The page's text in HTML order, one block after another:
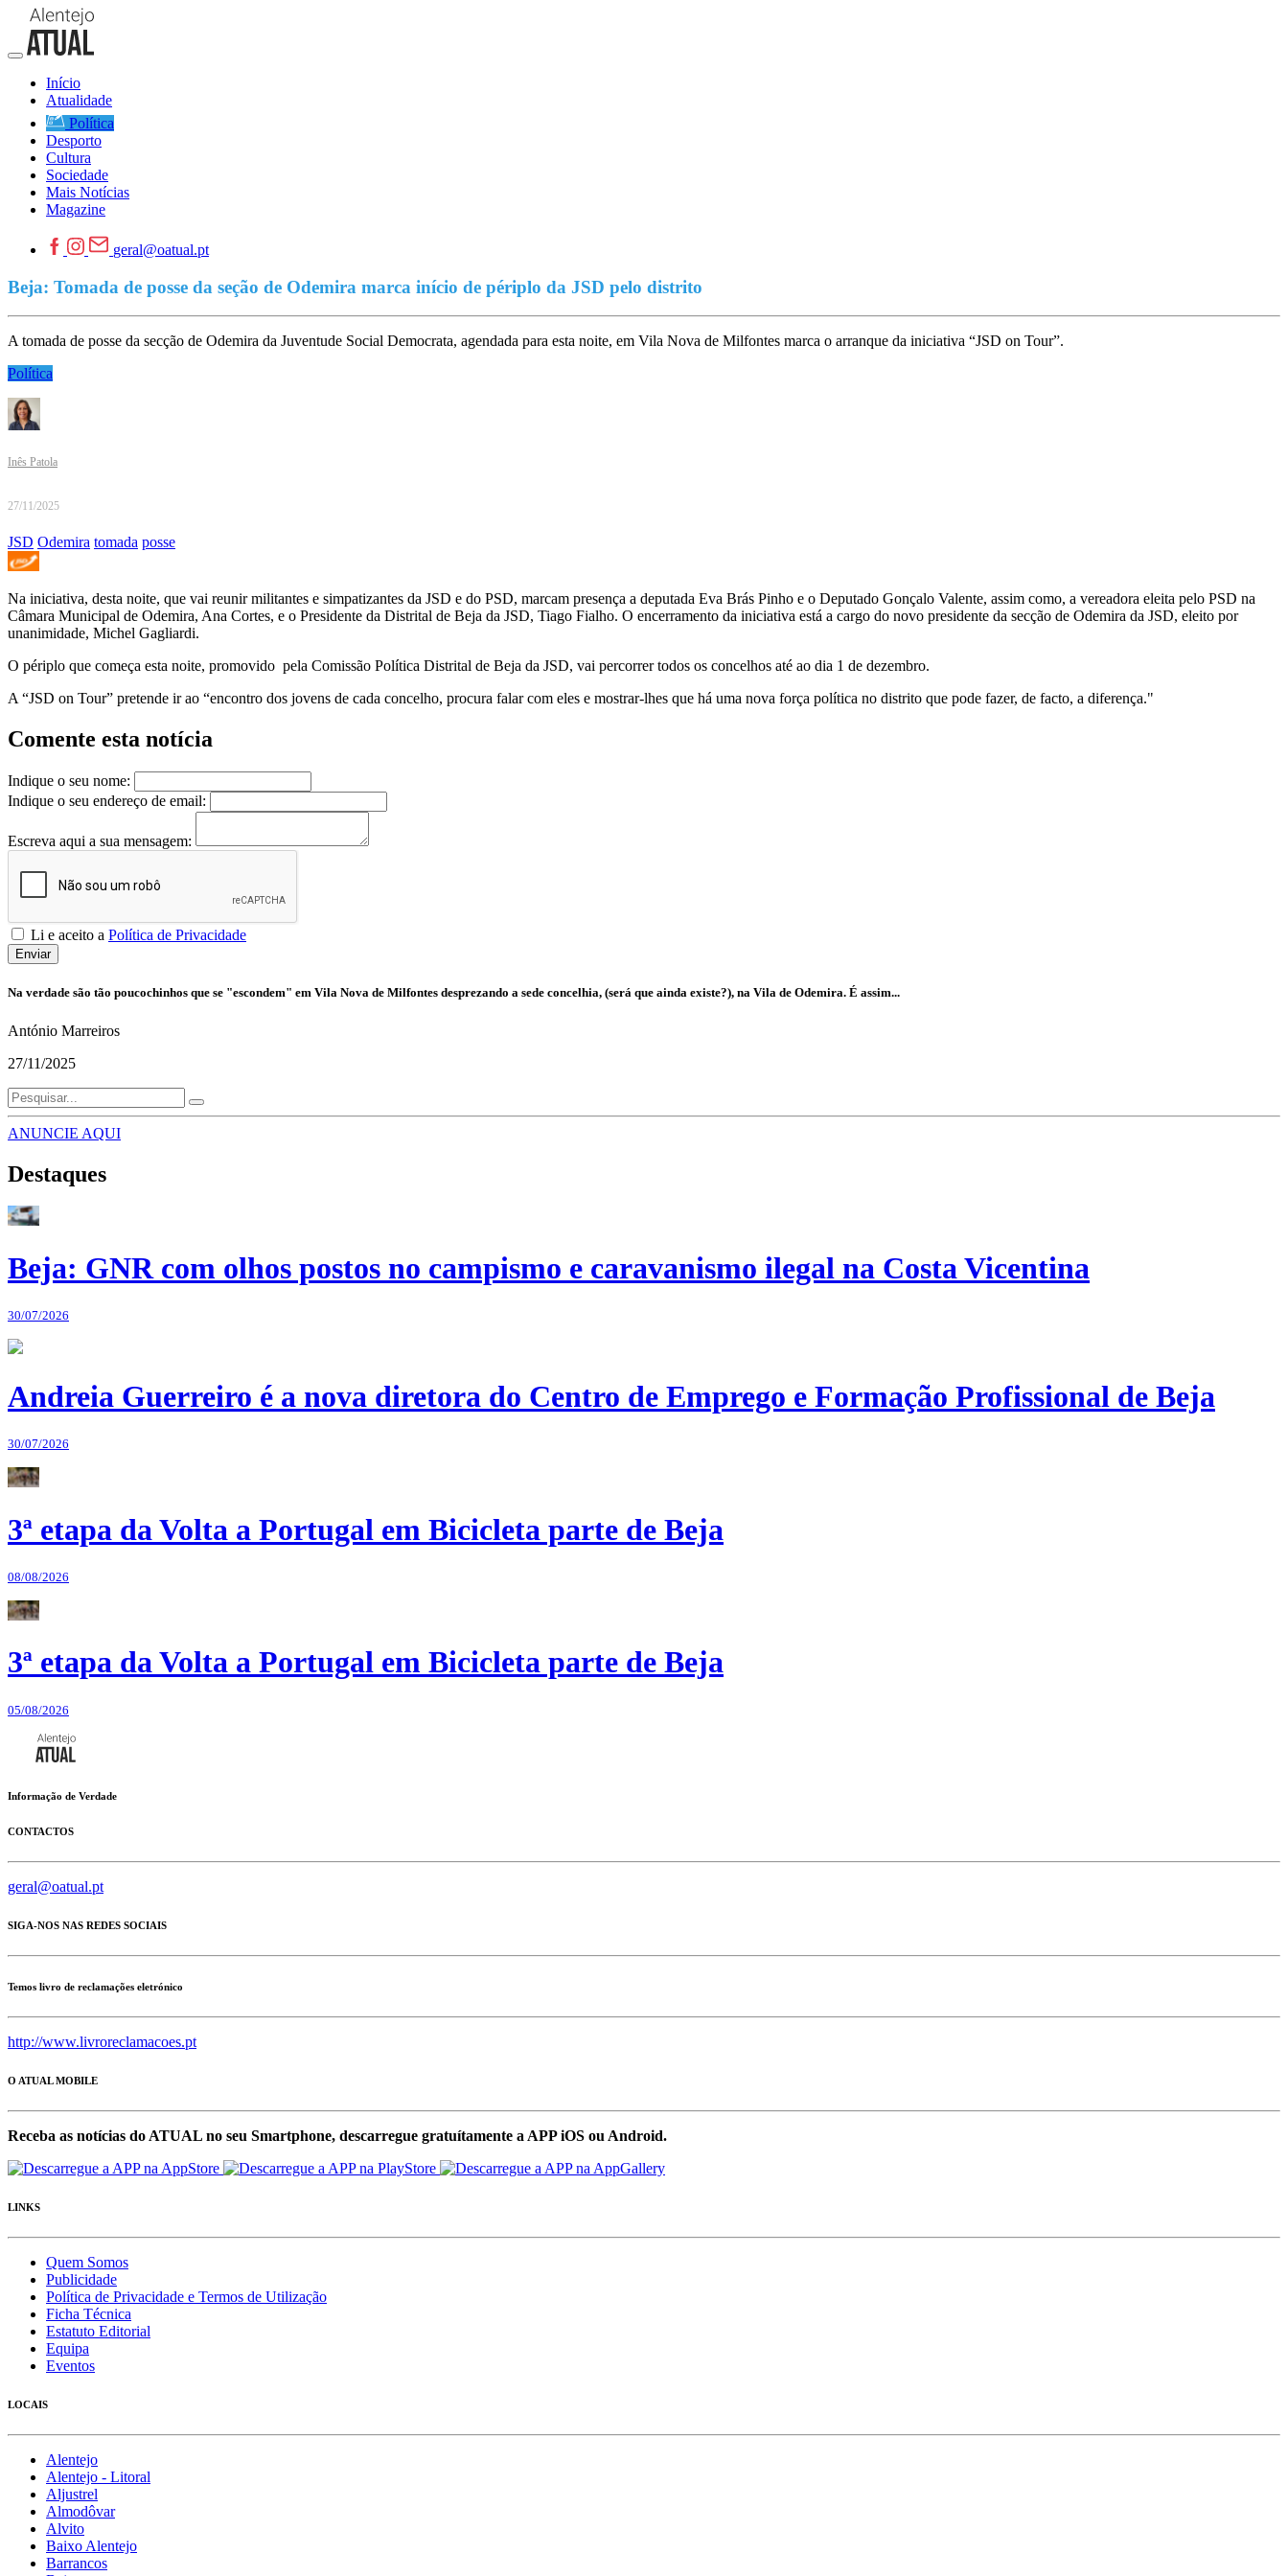
Início
Atualidade
Política
Desporto
Cultura
Sociedade
Mais Notícias
Magazine
geral@oatual.pt
Beja: Tomada de posse da seção de Odemira marca início de périplo da JSD pelo distrito
A tomada de posse da secção de Odemira da Juventude Social Democrata, agendada para esta noite, em Vila Nova de Milfontes marca o arranque da iniciativa “JSD on Tour”.
Política
Inês Patola
27/11/2025
JSD Odemira tomada posse
Na iniciativa, desta noite, que vai reunir militantes e simpatizantes da JSD e do PSD, marcam presença a deputada Eva Brás Pinho e o Deputado Gonçalo Valente, assim como, a vereadora eleita pelo PSD na
Câmara Municipal de Odemira, Ana Cortes, e o Presidente da Distrital de Beja da JSD, Tiago Fialho. O encerramento da iniciativa está a cargo do novo presidente da secção de Odemira da JSD, eleito por
unanimidade, Michel Gagliardi.
O périplo que começa esta noite, promovido pela Comissão Política Distrital de Beja da JSD, vai percorrer todos os concelhos até ao dia 1 de dezembro.
A “JSD on Tour” pretende ir ao “encontro dos jovens de cada concelho, procura falar com eles e mostrar-lhes que há uma nova força política no distrito que pode fazer, de facto, a diferença."
Comente esta notícia
Indique o seu nome:
Indique o seu endereço de email:
Escreva aqui a sua mensagem:
Li e aceito a Política de Privacidade
Enviar
Na verdade são tão poucochinhos que se "escondem" em Vila Nova de Milfontes desprezando a sede concelhia, (será que ainda existe?), na Vila de Odemira. É assim...
António Marreiros
27/11/2025
ANUNCIE AQUI
Destaques
Beja: GNR com olhos postos no campismo e caravanismo ilegal na Costa Vicentina
30/07/2026
Andreia Guerreiro é a nova diretora do Centro de Emprego e Formação Profissional de Beja
30/07/2026
3ª etapa da Volta a Portugal em Bicicleta parte de Beja
08/08/2026
3ª etapa da Volta a Portugal em Bicicleta parte de Beja
05/08/2026
Informação de Verdade
CONTACTOS
geral@oatual.pt
SIGA-NOS NAS REDES SOCIAIS
Temos livro de reclamações eletrónico
http://www.livroreclamacoes.pt
O ATUAL MOBILE
Receba as notícias do ATUAL no seu Smartphone, descarregue gratuítamente a APP iOS ou Android.
LINKS
Quem Somos
Publicidade
Política de Privacidade e Termos de Utilização
Ficha Técnica
Estatuto Editorial
Equipa
Eventos
LOCAIS
Alentejo
Alentejo - Litoral
Aljustrel
Almodôvar
Alvito
Baixo Alentejo
Barrancos